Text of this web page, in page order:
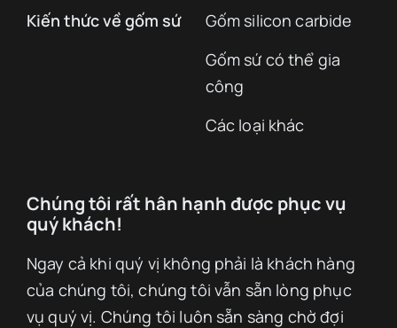
Kiến thức về gốm sứ
Gốm silicon carbide
Gốm sứ có thể gia
công
Các loại khác
Chúng tôi rất hân hạnh được phục vụ
quý khách!
Ngay cả khi quý vị không phải là khách hàng
của chúng tôi, chúng tôi vẫn sẵn lòng phục
vụ quý vị. Chúng tôi luôn sẵn sàng chờ đợi